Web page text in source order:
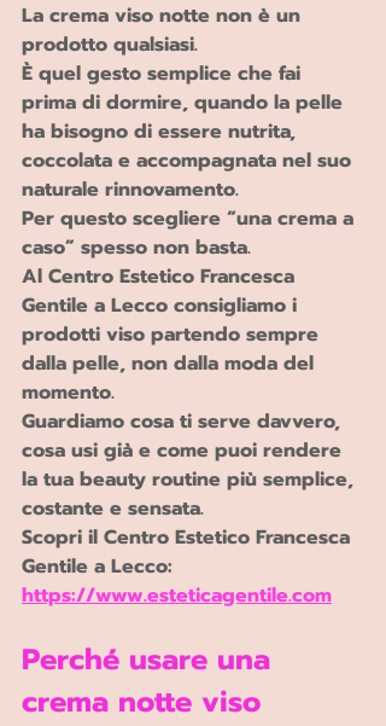
La crema viso notte non è un
prodotto qualsiasi.
È quel gesto semplice che fai
prima di dormire, quando la pelle
ha bisogno di essere nutrita,
coccolata e accompagnata nel suo
naturale rinnovamento.
Per questo scegliere “una crema a
caso” spesso non basta.
Al Centro Estetico Francesca
Gentile a Lecco consigliamo i
prodotti viso partendo sempre
dalla pelle, non dalla moda del
momento.
Guardiamo cosa ti serve davvero,
cosa usi già e come puoi rendere
la tua beauty routine più semplice,
costante e sensata.
Scopri il Centro Estetico Francesca
Gentile a Lecco:
https://www.esteticagentile.com
Perché usare una
crema notte viso